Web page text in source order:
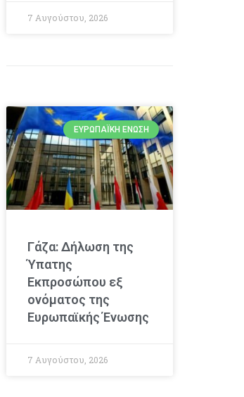
7 Αυγούστου, 2026
ΕΥΡΩΠΑΪΚΉ ΈΝΩΣΗ
Γάζα: Δήλωση της
Ύπατης
Εκπροσώπου εξ
ονόματος της
Ευρωπαϊκής Ένωσης
7 Αυγούστου, 2026